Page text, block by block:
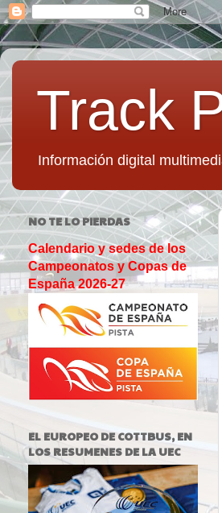
Track
Información digital
NO TE LO PIERDAS
Calendario y sedes de los
Campeonatos y Copas de
España 2026-27
EL EUROPEO DE COTTBUS, EN
LOS RESUMENES DE LA UEC